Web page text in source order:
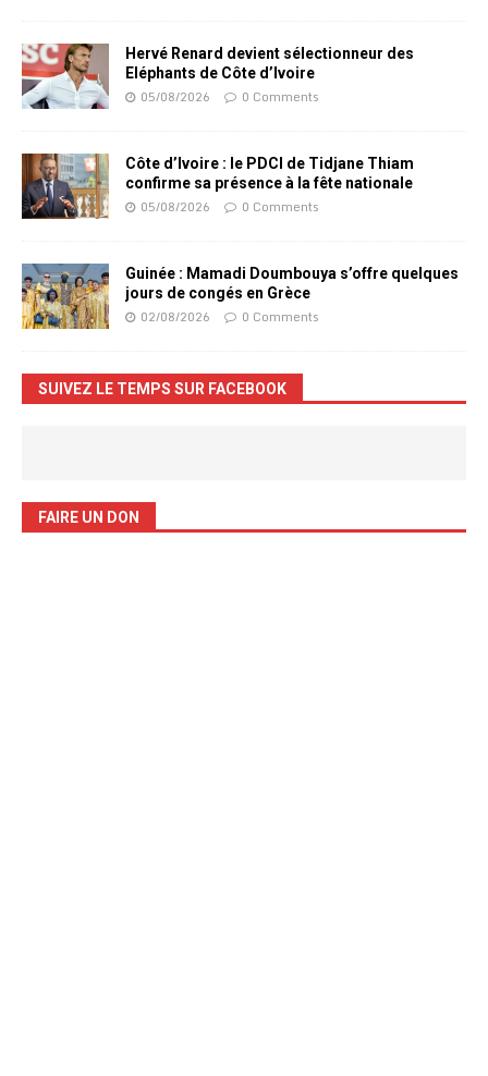
Hervé Renard devient sélectionneur des
Eléphants de Côte d’Ivoire
05/08/2026 0 Comments
Côte d’Ivoire : le PDCI de Tidjane Thiam
confirme sa présence à la fête nationale
05/08/2026 0 Comments
Guinée : Mamadi Doumbouya s’offre quelques
jours de congés en Grèce
02/08/2026 0 Comments
SUIVEZ LE TEMPS SUR FACEBOOK
FAIRE UN DON